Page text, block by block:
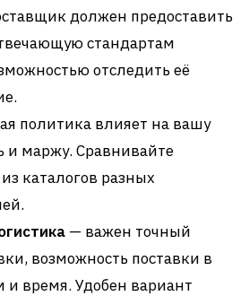
должен предоставить
стандартам
отследить её
политика влияет на вашу
и маржу. Сравнивайте
каталогов разных
— важен точный
возможность поставки в
время. Удобен вариант